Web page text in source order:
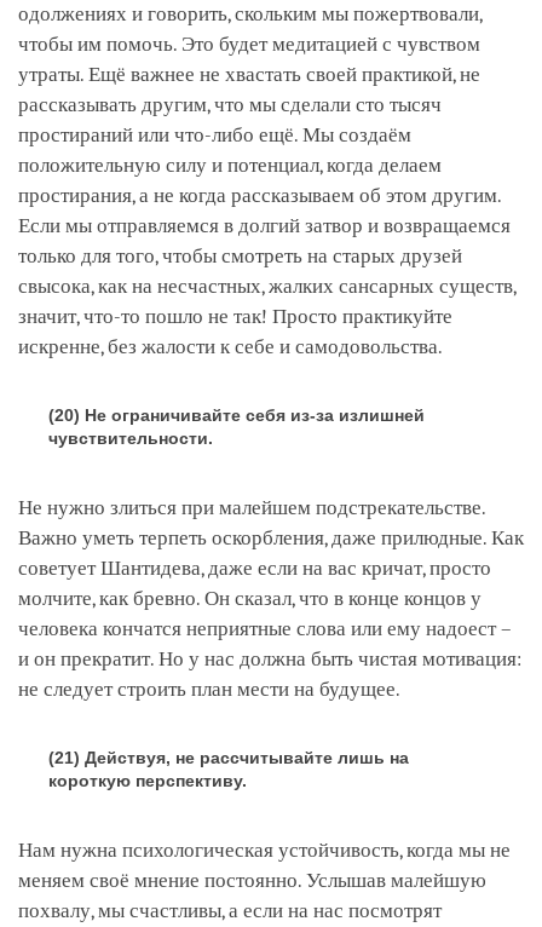
одолжениях и говорить, скольким мы пожертвовали,
чтобы им помочь. Это будет медитацией с чувством
утраты. Ещё важнее не хвастать своей практикой, не
рассказывать другим, что мы сделали сто тысяч
простираний или что-либо ещё. Мы создаём
положительную силу и потенциал, когда делаем
простирания, а не когда рассказываем об этом другим.
Если мы отправляемся в долгий затвор и возвращаемся
только для того, чтобы смотреть на старых друзей
свысока, как на несчастных, жалких сансарных существ,
значит, что-то пошло не так! Просто практикуйте
искренне, без жалости к себе и самодовольства.
(20) Не ограничивайте себя из-за излишней
чувствительности.
Не нужно злиться при малейшем подстрекательстве.
Важно уметь терпеть оскорбления, даже прилюдные. Как
советует Шантидева, даже если на вас кричат, просто
молчите, как бревно. Он сказал, что в конце концов у
человека кончатся неприятные слова или ему надоест –
и он прекратит. Но у нас должна быть чистая мотивация:
не следует строить план мести на будущее.
(21) Действуя, не рассчитывайте лишь на
короткую перспективу.
Нам нужна психологическая устойчивость, когда мы не
меняем своё мнение постоянно. Услышав малейшую
похвалу, мы счастливы, а если на нас посмотрят